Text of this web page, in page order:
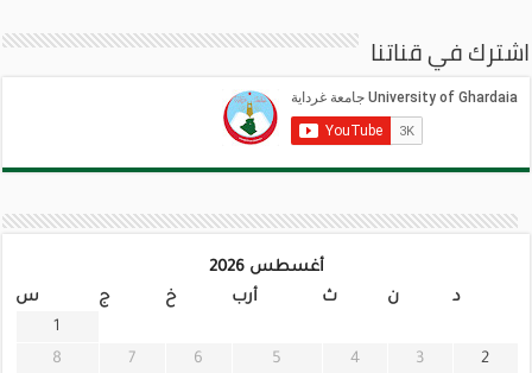
اشترك في قناتنا
أغسطس 2026
د
ن ث أرب خ ج
س
1
2
3
4
5
6
7
8